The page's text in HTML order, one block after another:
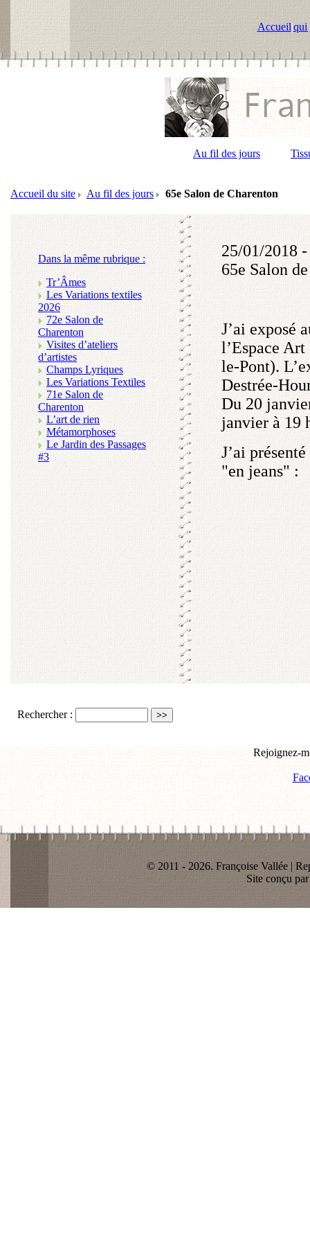
Accueil|qui
Au fil des jours
Accueil du site Au fil des jours 65e Salon de Charenton
Dans la même rubrique :
Tr’Âmes
Les Variations textiles
2026
72e Salon de
Charenton
Visites d’ateliers
d’artistes
Champs Lyriques
Les Variations Textiles
71e Salon de
Charenton
L’art de rien
Métamorphoses
Le Jardin des Passages
#3
25/01/2018
65e Salon
J’ai exposé
l’Espace
le-Pont).
Destrée-
Du 20
janvier à 19
J’ai
"en jeans" :
Rechercher :
Rejoignez-
© 2011 - 2026. Françoise Vallée |
Site conçu